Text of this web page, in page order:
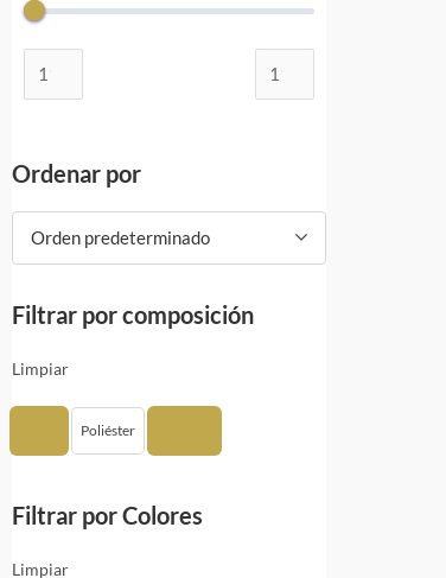
Ordenar por
Orden predeterminado
Filtrar por composición
Limpiar
Poliéster
Filtrar por Colores
Limpiar